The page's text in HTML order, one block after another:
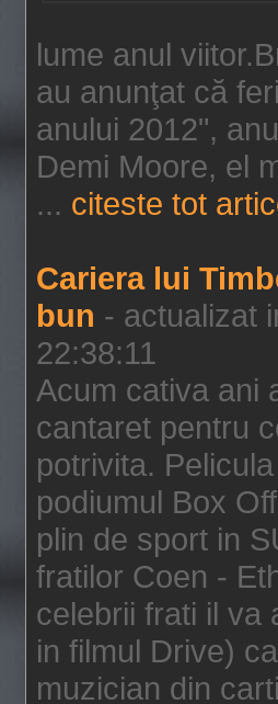
lume anul
au anunţat că
anului 2012",
Demi Moore, el
... citeste tot
Cariera lui
bun - actualizat
22:38:11
Acum cativa ani
cantaret pentru
potrivita.
podiumul Box
plin de sport in
fratilor Coen -
celebrii frati il va
in filmul Drive)
muzician din